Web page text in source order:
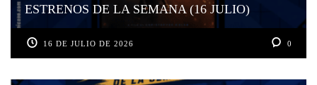
ESTRENOS DE LA SEMANA (16 JULIO)
16 DE JULIO DE 2026 0